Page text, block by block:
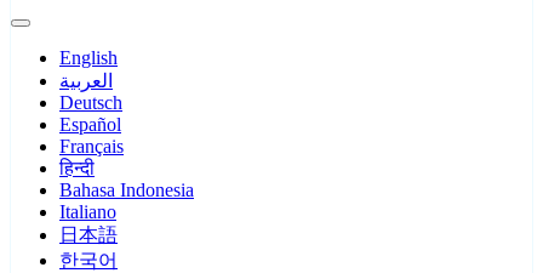
English
العربية
Deutsch
Español
Français
हिन्दी
Bahasa Indonesia
Italiano
日本語
한국어